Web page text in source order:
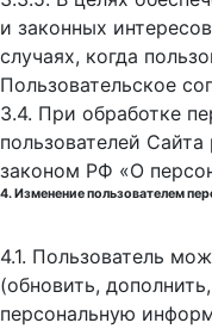
и законных
случаях, когда
Пользовательское
3.4. При обработке
пользователей
законом РФ «О
4. Изменение пользователем
4.1. Пользователь
(обновить,
персональную